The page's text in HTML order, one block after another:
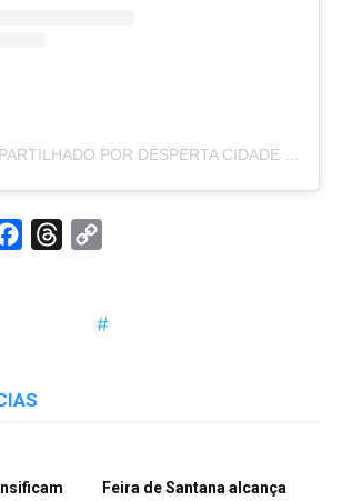
FacebookThreads
Feira de Santana alcança